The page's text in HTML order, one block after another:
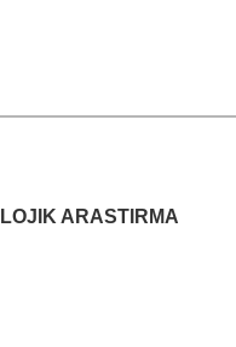
ARASTIRMA